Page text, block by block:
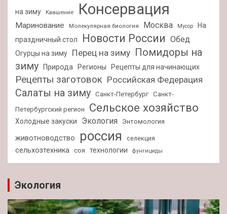
на зиму Квашение Консервация
Маринование Молекулярная биология Москва Мусор
На
праздничный стол
Новости России Обед
Огурцы на зиму Перец на зиму Помидоры на
зиму
Природа Регионы Рецепты для начинающих
Рецепты заготовок Российская Федерация
Салаты на зиму Санкт-Петербург Санкт-
Петербургский регион
Сельское хозяйство
Холодные закуски Экология Энтомология
животноводство россия селекция
сельхозтехника соя технологии фунгициды
Экология